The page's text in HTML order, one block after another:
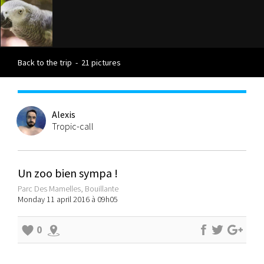
Back to the trip - 21 pictures
Alexis
Tropic-call
Un zoo bien sympa !
Parc Des Mamelles, Bouillante
Monday 11 april 2016 à 09h05
0